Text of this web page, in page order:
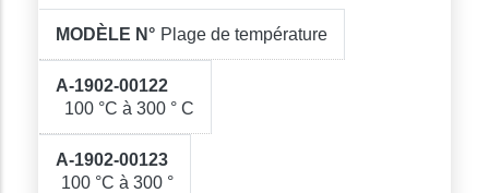
Plage de température
100 °C à 300 ° C
100 °C à 300 °